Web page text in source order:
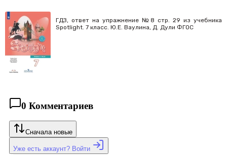
ГДЗ, ответ на упражнение №8 cтр. 29 из учебника
Spotlight. 7 класс. Ю.Е. Ваулина, Д. Дули ФГОС